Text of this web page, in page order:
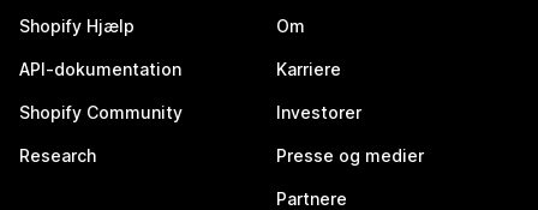
Shopify Hjælp
API-dokumentation
Shopify Community
Research
Om
Karriere
Investorer
Presse og medier
Partnere